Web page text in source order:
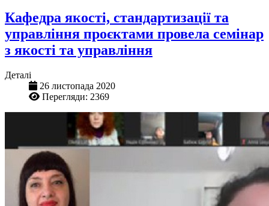
Кафедра якості, стандартизації та
управління проєктами провела семінар
з якості та управління
Деталі
26 листопада 2020
Перегляди: 2369